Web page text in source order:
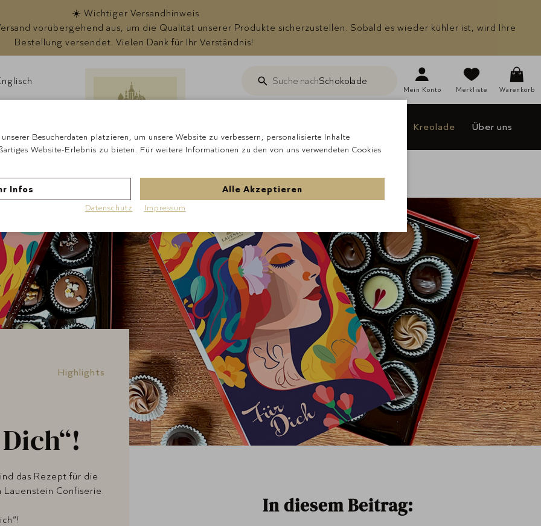
☀️ Wichtiger Versandhinweis
vorübergehend aus, um die Qualität unserer Produkte sicherzustellen. Sobald es wieder kühler ist, wird Ihre
Bestellung versendet. Vielen Dank für Ihr Verständnis!
SucheSuche nachSchokolade
Mein Konto Merkliste Warenkorb
Kreolade Über uns
Highlights
das Rezept für die
Confiserie.
In diesem Beitrag:
Besucherdaten platzieren, um unsere Website zu verbessern, personalisierte Inhalte
Website-Erlebnis zu bieten. Für weitere Informationen zu den von uns verwendeten Cookies
Infos Alle Akzeptieren
Datenschutz Impressum